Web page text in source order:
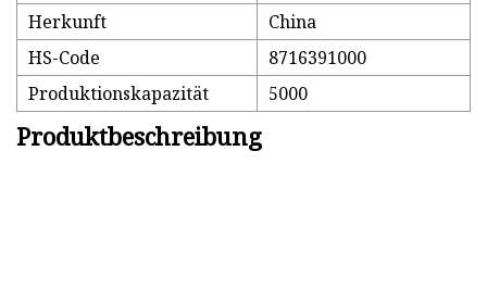
Herkunft
China
HS-Code
8716391000
Produktionskapazität
5000
Produktbeschreibung